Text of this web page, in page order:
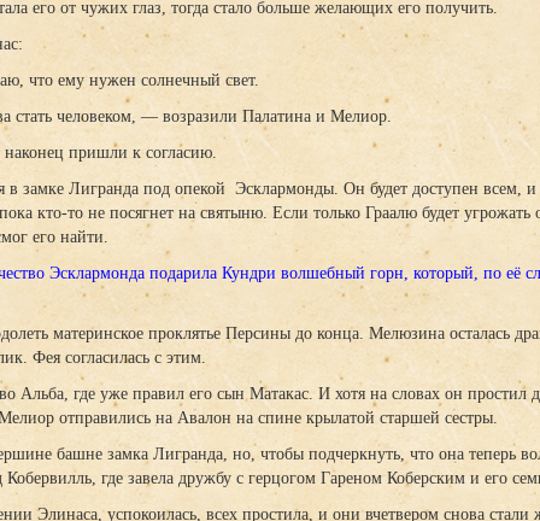
его от чужих глаз, тогда стало больше желающих его получить.
что ему нужен солнечный свет.
стать человеком, — возразили Палатина и Мелиор.
пришли к согласию.
в замке Лигранда под опекой Эсклармонды. Он будет доступен всем, и
кто-то не посягнет на святыню. Если только Граалю будет угрожать
его найти.
Эсклармонда подарила Кундри волшебный горн, который, по её
материнское проклятье Персины до конца. Мелюзина осталась
Фея согласилась с этим.
Альба, где уже правил его сын Матакас. И хотя на словах он простил
отправились на Авалон на спине крылатой старшей сестры.
башне замка Лигранда, но, чтобы подчеркнуть, что она теперь
Кобервилль, где завела дружбу с герцогом Гареном Коберским и его
Элинаса, успокоилась, всех простила, и они вчетвером снова